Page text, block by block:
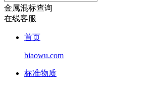
金属混标查询
在线客服
首页
biaowu.com
标准物质